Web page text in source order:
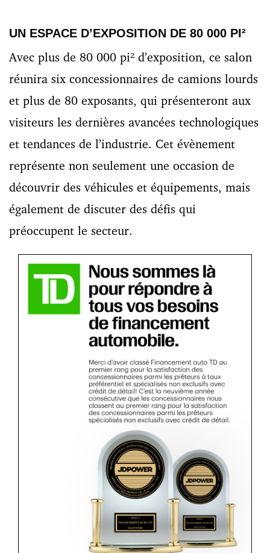
UN ESPACE D’EXPOSITION DE 80 000 PI²
Avec plus de 80 000 pi² d’exposition, ce salon
réunira six concessionnaires de camions lourds
et plus de 80 exposants, qui présenteront aux
visiteurs les dernières avancées technologiques
et tendances de l’industrie. Cet évènement
représente non seulement une occasion de
découvrir des véhicules et équipements, mais
également de discuter des défis qui
préoccupent le secteur.